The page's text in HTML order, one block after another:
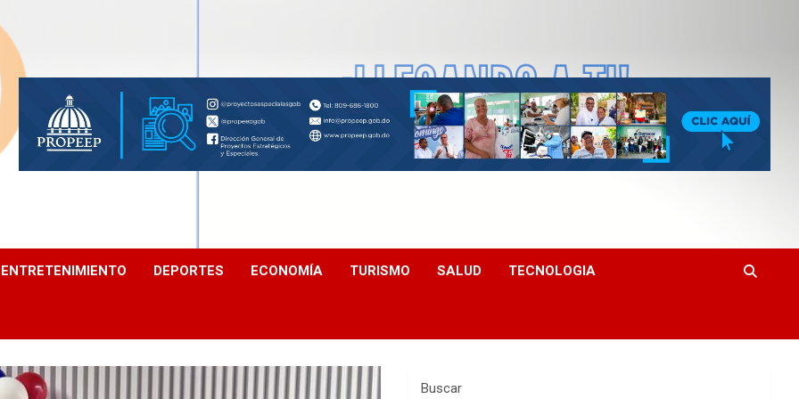
ENTRETENIMIENTO DEPORTES ECONOMÍA TURISMO SALUD TECNOLOGIA
Buscar